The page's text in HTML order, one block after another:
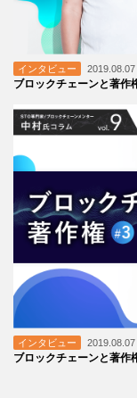
インタビュー
ブロックチェーンと著作
インタビュー
ブロックチェーンと著作